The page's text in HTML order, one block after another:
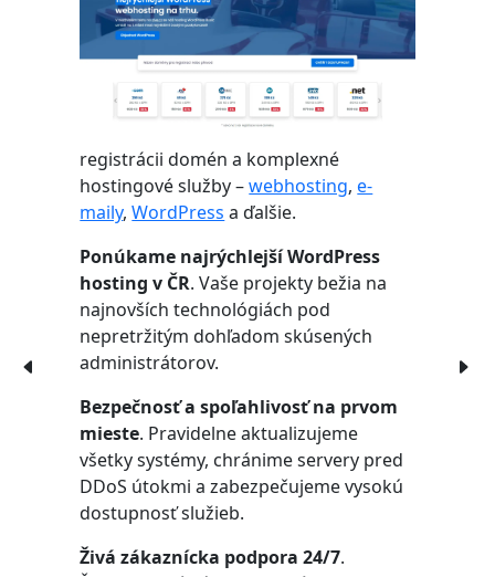
registrácii domén a komplexné
hostingové služby –webhosting,e-
maily,WordPress a ďalšie.
Ponúkame najrýchlejší WordPress
hosting v ČR. Vaše projekty bežia na
najnovších technológiách pod
nepretržitým dohľadom skúsených
administrátorov.
Bezpečnosť a spoľahlivosť na prvom
mieste. Pravidelne aktualizujeme
všetky systémy, chránime servery pred
DDoS útokmi a zabezpečujeme vysokú
dostupnosť služieb.
Živá zákaznícka podpora 24/7.